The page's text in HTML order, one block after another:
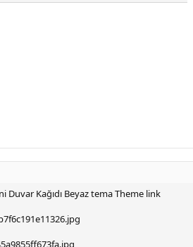
Duvar Kağıdı Beyaz tema Theme link